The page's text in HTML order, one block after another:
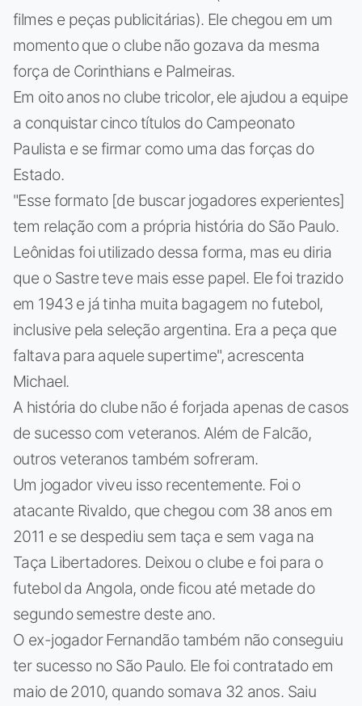
filmes e peças publicitárias). Ele chegou em um
momento que o clube não gozava da mesma
força de Corinthians e Palmeiras.
Em oito anos no clube tricolor, ele ajudou a equipe
a conquistar cinco títulos do Campeonato
Paulista e se firmar como uma das forças do
Estado.
"Esse formato [de buscar jogadores experientes]
tem relação com a própria história do São Paulo.
Leônidas foi utilizado dessa forma, mas eu diria
que o Sastre teve mais esse papel. Ele foi trazido
em 1943 e já tinha muita bagagem no futebol,
inclusive pela seleção argentina. Era a peça que
faltava para aquele supertime", acrescenta
Michael.
A história do clube não é forjada apenas de casos
de sucesso com veteranos. Além de Falcão,
outros veteranos também sofreram.
Um jogador viveu isso recentemente. Foi o
atacante Rivaldo, que chegou com 38 anos em
2011 e se despediu sem taça e sem vaga na
Taça Libertadores. Deixou o clube e foi para o
futebol da Angola, onde ficou até metade do
segundo semestre deste ano.
O ex-jogador Fernandão também não conseguiu
ter sucesso no São Paulo. Ele foi contratado em
maio de 2010, quando somava 32 anos. Saiu